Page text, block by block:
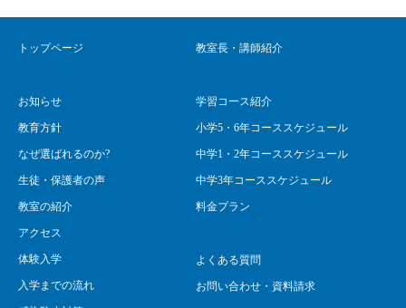
トップページ
お知らせ
教育方針
なぜ選ばれるのか?
生徒・保護者の声
教室の紹介
アクセス
体験入学
入学までの流れ
教室長・講師紹介
学習コース紹介
小学5・6年コーススケジュール
中学1・2年コーススケジュール
中学3年コーススケジュール
料金プラン
よくある質問
お問い合わせ・資料請求